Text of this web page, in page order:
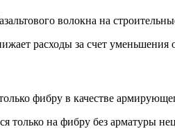
волокна на
расходы за счет
фибру в качестве
только на фибру без арматуры